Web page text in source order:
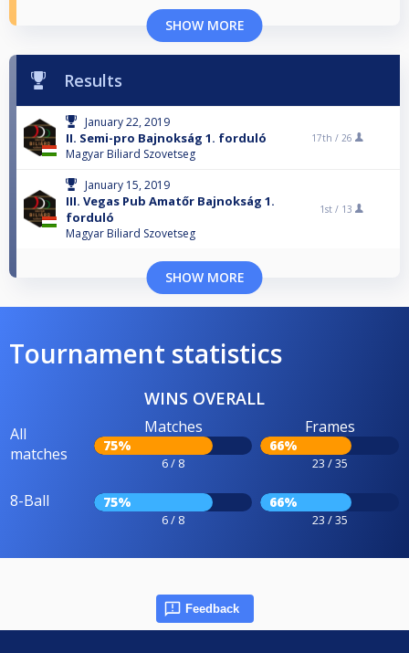
SHOW MORE
Results
January 22, 2019
II. Semi-pro Bajnokság 1. forduló
Magyar Biliard Szovetseg
17th / 26
January 15, 2019
III. Vegas Pub Amatőr Bajnokság 1.
forduló
Magyar Biliard Szovetseg
1st / 13
SHOW MORE
Tournament statistics
WINS OVERALL
All
matches
Matches
75%
6 / 8
Frames
66%
23 / 35
8-Ball 75%
6 / 8
66%
23 / 35
Feedback